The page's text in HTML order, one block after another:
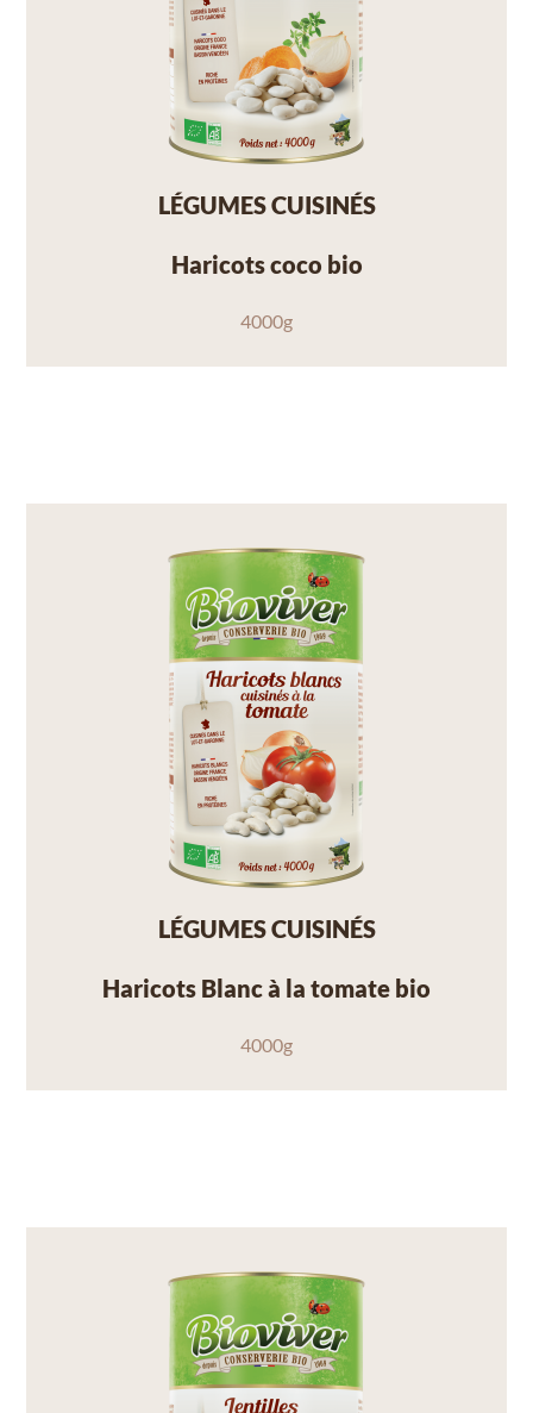
LÉGUMES CUISINÉS
Haricots coco bio
4000g
LÉGUMES CUISINÉS
Haricots Blanc à la tomate bio
4000g